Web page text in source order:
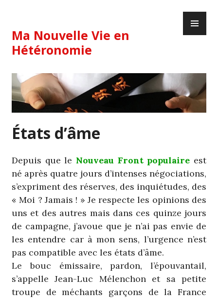
content
Ma Nouvelle Vie en
Hétéronomie
États d’âme
Depuis que le Nouveau Front populaire est
né après quatre jours d’intenses négociations,
s’expriment des réserves, des inquiétudes, des
« Moi ? Jamais ! » Je respecte les opinions des
uns et des autres mais dans ces quinze jours
de campagne, j’avoue que je n’ai pas envie de
les entendre car à mon sens, l’urgence n’est
pas compatible avec les états d’âme.
Le bouc émissaire, pardon, l’épouvantail,
s’appelle Jean-Luc Mélenchon et sa petite
troupe de méchants garçons de la France